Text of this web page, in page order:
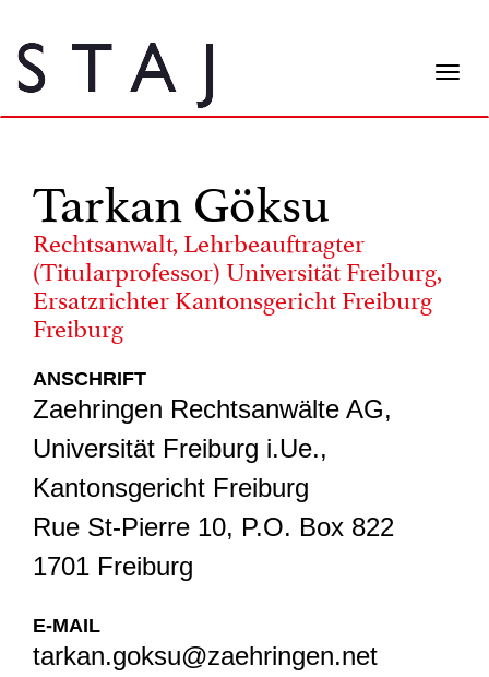
Tarkan Göksu
Rechtsanwalt, Lehrbeauftragter
(Titularprofessor) Universität Freiburg,
Ersatzrichter Kantonsgericht Freiburg
Freiburg
ANSCHRIFT
Zaehringen Rechtsanwälte AG,
Universität Freiburg i.Ue.,
Kantonsgericht Freiburg
Rue St-Pierre 10, P.O. Box 822
1701 Freiburg
E-MAIL
tarkan.goksu@zaehringen.net